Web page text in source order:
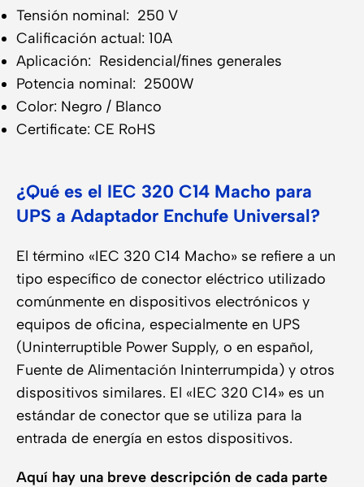
Tensión nominal: 250 V
Calificación actual: 10A
Aplicación: Residencial/fines generales
Potencia nominal: 2500W
Color: Negro / Blanco
Certificate: CE RoHS
¿Qué es el IEC 320 C14 Macho para
UPS a Adaptador Enchufe Universal?
El término «IEC 320 C14 Macho» se refiere a un
tipo específico de conector eléctrico utilizado
comúnmente en dispositivos electrónicos y
equipos de oficina, especialmente en UPS
(Uninterruptible Power Supply, o en español,
Fuente de Alimentación Ininterrumpida) y otros
dispositivos similares. El «IEC 320 C14» es un
estándar de conector que se utiliza para la
entrada de energía en estos dispositivos.
Aquí hay una breve descripción de cada parte